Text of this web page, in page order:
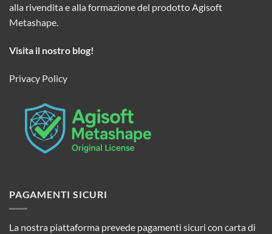
alla rivendita e alla formazione del prodotto Agisoft
Metashape.
Visita il nostro blog!
Privacy Policy
PAGAMENTI SICURI
La nostra piattaforma prevede pagamenti sicuri con carta di